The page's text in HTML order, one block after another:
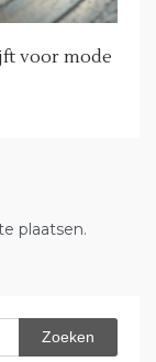
voor mode
plaatsen.